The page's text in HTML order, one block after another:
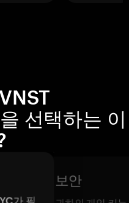
선택하는 이
보안